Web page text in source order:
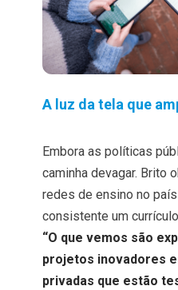
A luz da tela que
Embora as políticas
caminha devagar. Brito
redes de ensino no
consistente um
“O que vemos são
projetos inovadores
privadas que estão